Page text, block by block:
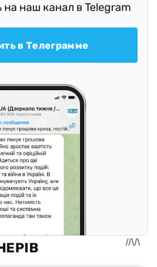
наш канал в Telegram
в Телеграмме